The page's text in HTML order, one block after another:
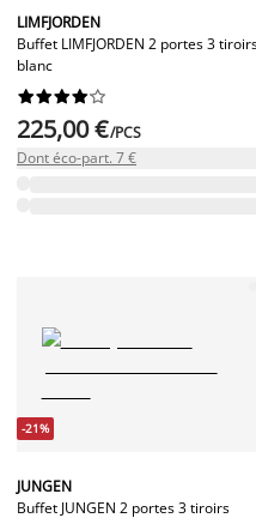
LIMFJORDEN
Buffet LIMFJORDEN 2 portes 3
blanc






225,00 €/PCS
Dont éco-part. 7 €
-21%
JUNGEN
Buffet JUNGEN 2 portes 3 tiroirs